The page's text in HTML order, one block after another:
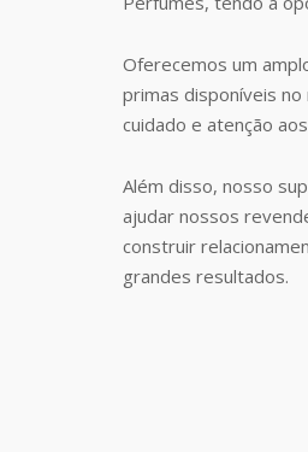
Oferecemos um
primas disponíveis
cuidado e atenção
Além disso, nosso
ajudar nossos
construir
grandes resultados.